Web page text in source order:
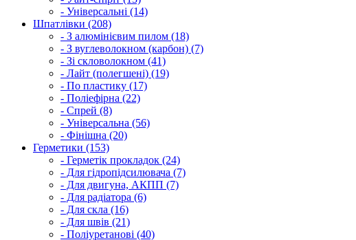
- Універсальні (14)
Шпатлівки (208)
- З алюмінієвим пилом (18)
- З вуглеволокном (карбон) (7)
- Зі скловолокном (41)
- Лайт (полегшені) (19)
- По пластику (17)
- Поліефірна (22)
- Спрей (8)
- Універсальна (56)
- Фінішна (20)
Герметики (153)
- Герметік прокладок (24)
- Для гідропідсилювача (7)
- Для двигуна, АКПП (7)
- Для радіатора (6)
- Для скла (16)
- Для швів (21)
- Поліуретанові (40)